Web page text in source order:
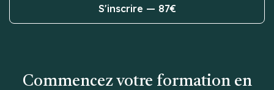
S'inscrire — 87€
Commencez votre formation en